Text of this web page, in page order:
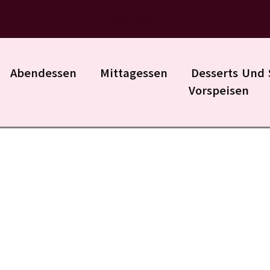
Abendessen Mittagessen Desserts
Vorspeisen